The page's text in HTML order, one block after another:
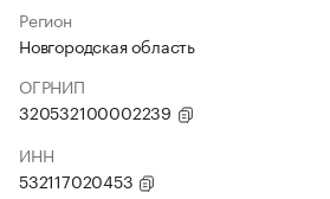
Регион
Новгородская область
ОГРНИП
320532100002239
ИНН
532117020453